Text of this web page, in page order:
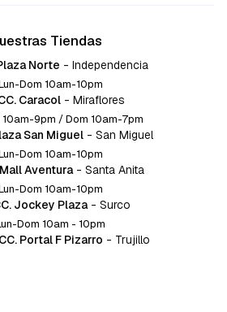
Tiendas
Norte - Independencia
Dom 10am-10pm
Caracol - Miraflores
9pm / Dom 10am-7pm
San Miguel - San Miguel
Dom 10am-10pm
Aventura - Santa Anita
Dom 10am-10pm
Jockey Plaza - Surco
Dom 10am - 10pm
Portal F Pizarro - Trujillo